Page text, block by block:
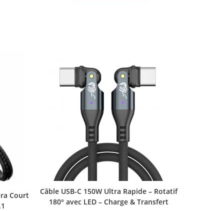
Court
Câble USB-C 150W Ultra Rapide – Rotatif
180° avec LED – Charge & Transfert